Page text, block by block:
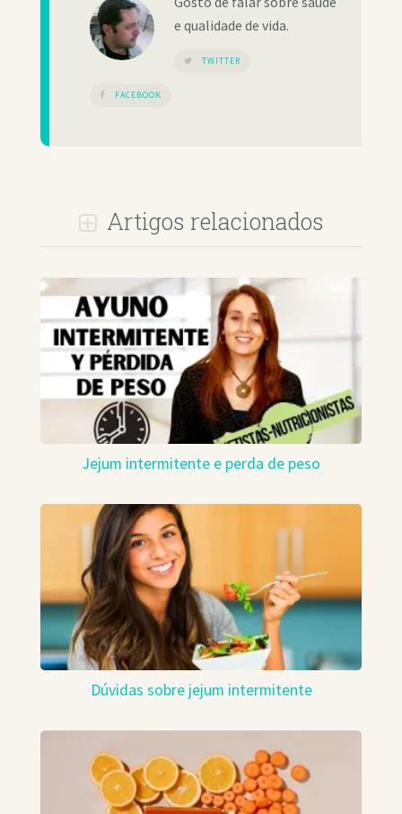
e qualidade de vida.
TWITTER
FACEBOOK
Artigos relacionados
Jejum intermitente e perda de peso
Dúvidas sobre jejum intermitente